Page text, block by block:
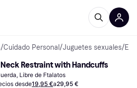
/Cuidado Personal /Juguetes sexuales/
Neck Restraint with Handcuffs
Libre de Ftalatos
desde19,95 €a29,95 €